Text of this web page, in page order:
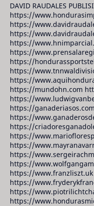
DAVID RAUDALES
https://
https://
https://
https://
https://
https://
https://
https://
https://mundohn.com
https://
https://ganaderiasos.com
https://
https://
https://
https://
https://
https://
https://www.franzliszt.uk
https://
https://
https://